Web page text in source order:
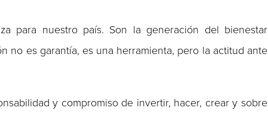
para nuestro país. Son la generación del bienestar
no es garantía, es una herramienta, pero la actitud ante
y compromiso de invertir, hacer, crear y sobre